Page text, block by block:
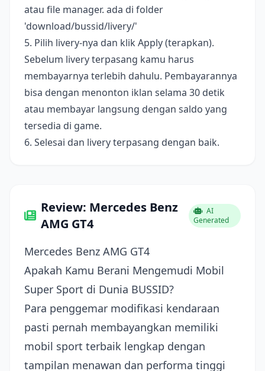
atau file manager. ada di folder
'download/bussid/livery/'
5. Pilih livery-nya dan klik Apply (terapkan).
Sebelum livery terpasang kamu harus
membayarnya terlebih dahulu. Pembayarannya
bisa dengan menonton iklan selama 30 detik
atau membayar langsung dengan saldo yang
tersedia di game.
6. Selesai dan livery terpasang dengan baik.
Review: Mercedes Benz
AMG GT4
AI
Generated
Mercedes Benz AMG GT4
Apakah Kamu Berani Mengemudi Mobil
Super Sport di Dunia BUSSID?
Para penggemar modifikasi kendaraan
pasti pernah membayangkan memiliki
mobil sport terbaik lengkap dengan
tampilan menawan dan performa tinggi